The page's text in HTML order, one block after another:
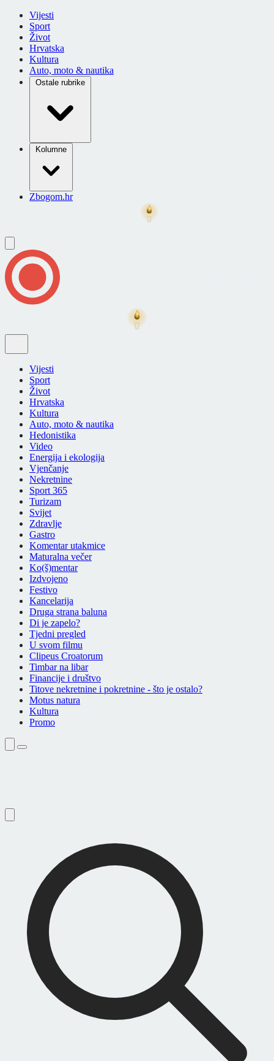
Vijesti
Sport
Život
Hrvatska
Kultura
Auto, moto & nautika
Ostale rubrike
Kolumne
Zbogom.hr
Vijesti
Sport
Život
Hrvatska
Kultura
Auto, moto & nautika
Hedonistika
Video
Energija i ekologija
Vjenčanje
Nekretnine
Sport 365
Turizam
Svijet
Zdravlje
Gastro
Komentar utakmice
Maturalna večer
Ko(š)mentar
Izdvojeno
Festivo
Kancelarija
Druga strana baluna
Di je zapelo?
Tjedni pregled
U svom filmu
Clipeus Croatorum
Timbar na libar
Financije i društvo
Titove nekretnine i pokretnine - što je ostalo?
Motus natura
Kultura
Promo